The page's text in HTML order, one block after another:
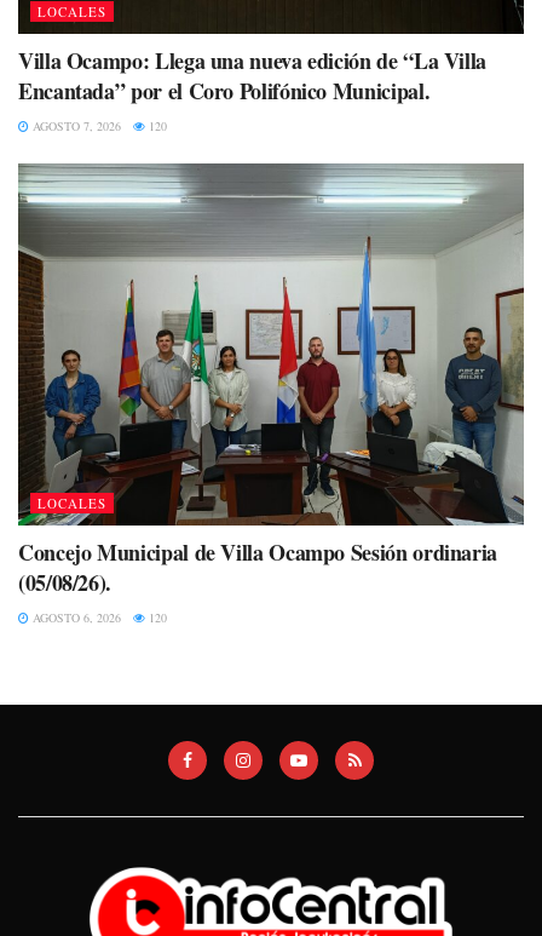
LOCALES
Villa Ocampo: Llega una nueva edición de “La Villa
Encantada” por el Coro Polifónico Municipal.
AGOSTO 7, 2026 120
LOCALES
Concejo Municipal de Villa Ocampo Sesión ordinaria
(05/08/26).
AGOSTO 6, 2026 120